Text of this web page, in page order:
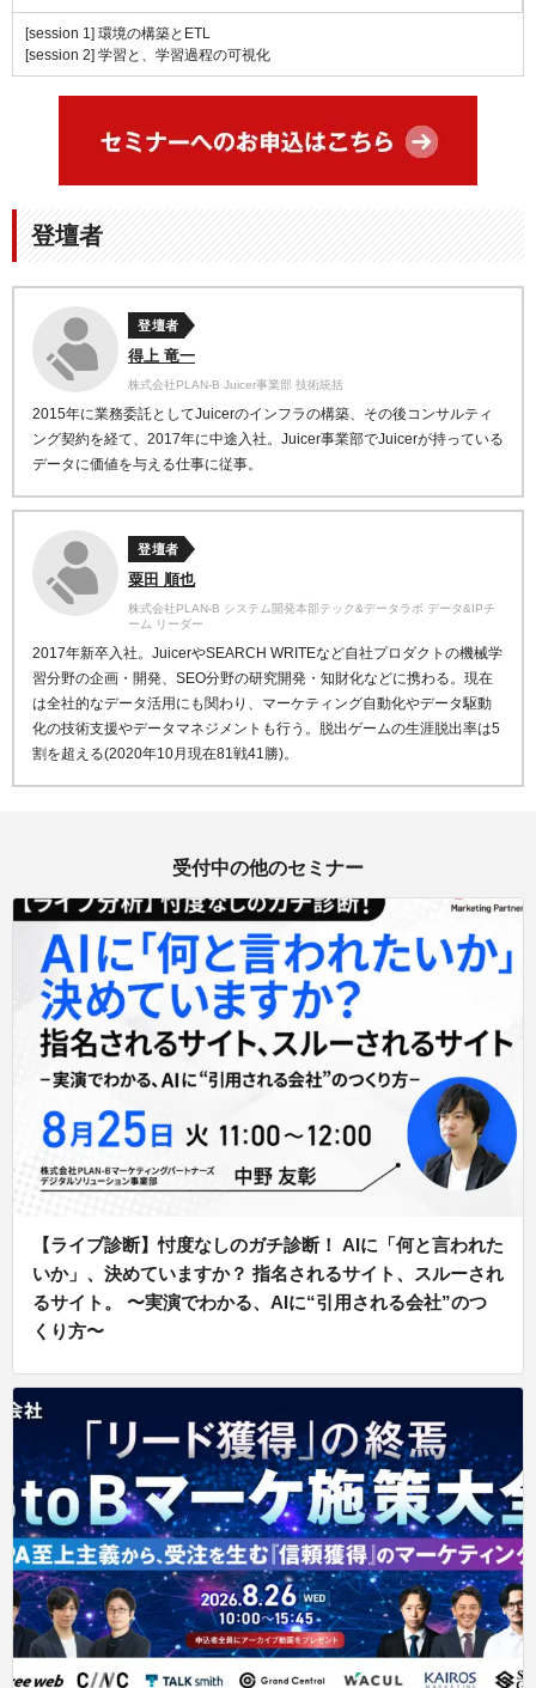
[session 1] 環境の構築とETL
[session 2] 学習と、学習過程の可視化
登壇者
登壇者
得上 竜一
株式会社PLAN-B Juicer事業部 技術統括
2015年に業務委託としてJuicerのインフラの構築、その後コンサルティ
ング契約を経て、2017年に中途入社。Juicer事業部でJuicerが持っている
データに価値を与える仕事に従事。
登壇者
粟田 順也
株式会社PLAN-B システム開発本部テック&データラボ データ&IPチ
ーム リーダー
2017年新卒入社。JuicerやSEARCH WRITEなど自社プロダクトの機械学
習分野の企画・開発、SEO分野の研究開発・知財化などに携わる。現在
は全社的なデータ活用にも関わり、マーケティング自動化やデータ駆動
化の技術支援やデータマネジメントも行う。脱出ゲームの生涯脱出率は5
割を超える(2020年10月現在81戦41勝)。
受付中の他のセミナー
【ライブ診断】忖度なしのガチ診断！ AIに「何と言われた
いか」、決めていますか？ 指名されるサイト、スルーされ
るサイト。 〜実演でわかる、AIに“引用される会社”のつ
くり方〜